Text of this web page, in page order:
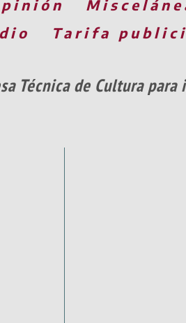
Tarifa
Técnica de Cultura